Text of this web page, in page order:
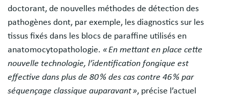
doctorant, de nouvelles méthodes de détection des
pathogènes dont, par exemple, les diagnostics sur les
tissus fixés dans les blocs de paraffine utilisés en
anatomocytopathologie. « En mettant en place cette
nouvelle technologie, l’identification fongique est
effective dans plus de 80 % des cas contre 46 % par
séquençage classique auparavant », précise l’actuel